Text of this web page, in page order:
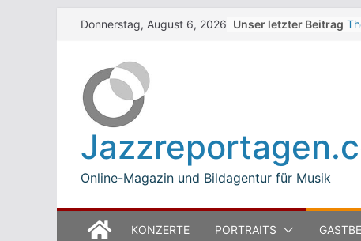
SkipDonnerstag, August 6, 2026 Unser letzter Beitrag
Online-Magazin und Bildagentur für Musik
KONZERTE PORTRAITS